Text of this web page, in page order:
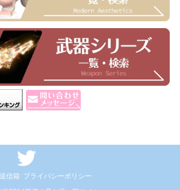
信箱 プライバシーポリシー